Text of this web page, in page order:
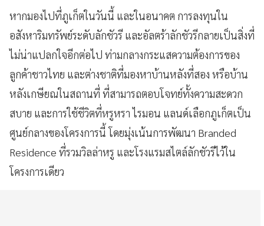
หากมองไปที่ภูเก็ตในวันนี้ และในอนาคต การลงทุนใน
อสังหาริมทรัพย์ระดับลักชัวรี และอัลตร้าลักชัวรีกลายเป็นสิ่งที่
ไม่น่าแปลกใจอีกต่อไป ท่ามกลางกระแสความต้องการของ
ลูกค้าชาวไทย และต่างชาติที่มองหาบ้านหลังที่สอง หรือบ้าน
หลังเกษียณในสถานที่ ที่สามารถตอบโจทย์ทั้งความสะดวก
สบาย และการใช้ชีวิตที่หรูหรา ไรมอน แลนด์เลือกภูเก็ตเป็น
ศูนย์กลางของโครงการนี้ โดยมุ่งเน้นการพัฒนา Branded
Residence ที่รวมวิลล่าหรู และโรงแรมสไตล์ลักชัวรีไว้ใน
โครงการเดียว